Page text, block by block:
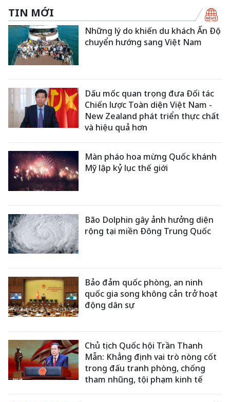
TIN MỚI
Những lý do khiến du khách Ấn Độ
chuyển hướng sang Việt Nam
Dấu mốc quan trọng đưa Đối tác
Chiến lược Toàn diện Việt Nam -
New Zealand phát triển thực chất
và hiệu quả hơn
Màn pháo hoa mừng Quốc khánh
Mỹ lập kỷ lục thế giới
Bão Dolphin gây ảnh hưởng diện
rộng tại miền Đông Trung Quốc
Bảo đảm quốc phòng, an ninh
quốc gia song không cản trở hoạt
động dân sự
Chủ tịch Quốc hội Trần Thanh
Mẫn: Khẳng định vai trò nòng cốt
trong đấu tranh phòng, chống
tham nhũng, tội phạm kinh tế